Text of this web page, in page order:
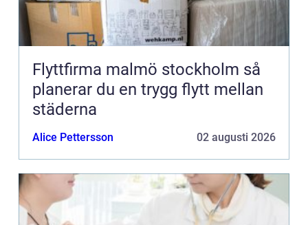
Flyttfirma malmö stockholm så
planerar du en trygg flytt mellan
städerna
Alice Pettersson 02 augusti 2026